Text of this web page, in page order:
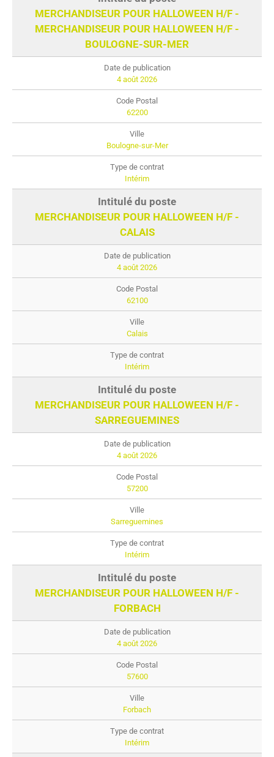
MERCHANDISEUR POUR HALLOWEEN H/F -
MERCHANDISEUR POUR HALLOWEEN H/F -
BOULOGNE-SUR-MER
4 août 2026
62200
Boulogne-sur-Mer
Intérim
MERCHANDISEUR POUR HALLOWEEN H/F -
CALAIS
4 août 2026
62100
Calais
Intérim
MERCHANDISEUR POUR HALLOWEEN H/F -
SARREGUEMINES
4 août 2026
57200
Sarreguemines
Intérim
MERCHANDISEUR POUR HALLOWEEN H/F -
FORBACH
4 août 2026
57600
Forbach
Intérim